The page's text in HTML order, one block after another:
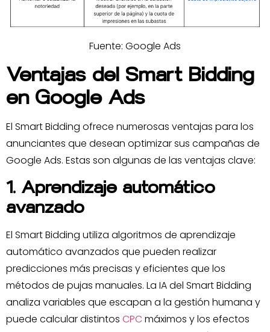
Fuente: Google Ads
Ventajas del Smart Bidding
en Google Ads
El Smart Bidding ofrece numerosas ventajas para los
anunciantes que desean optimizar sus campañas de
Google Ads. Estas son algunas de las ventajas clave:
1. Aprendizaje automático
avanzado
El Smart Bidding utiliza algoritmos de aprendizaje
automático avanzados que pueden realizar
predicciones más precisas y eficientes que los
métodos de pujas manuales. La IA del Smart Bidding
analiza variables que escapan a la gestión humana y
puede calcular distintos CPC máximos y los efectos